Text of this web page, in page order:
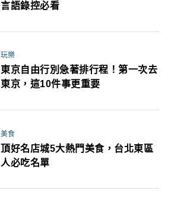
言語錄控必看
玩樂
東京自由行別急著排行程！第一次去
東京，這10件事更重要
美食
頂好名店城5大熱門美食，台北東區
人必吃名單